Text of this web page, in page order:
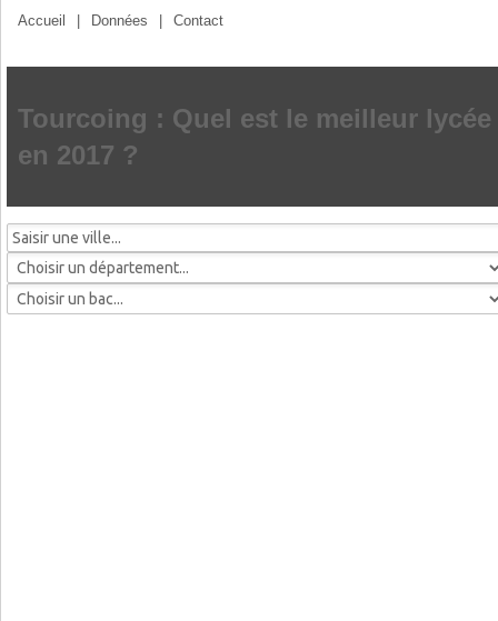
Accueil Données Contact
Tourcoing : Quel est le meilleur lycée
en 2017 ?